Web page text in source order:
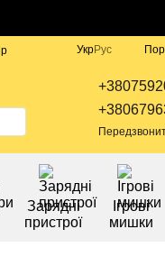
УкрРус
Зарядні
пристрої
Ігрові
мишки